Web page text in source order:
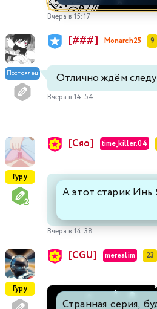
Вчера в 15:17
Постоялец
[###] Monarch25 9
Отлично ждём
Вчера в 14:54
Гуру
[Сяо] time_killer.04
А этот старик Инь
Вчера в 14:38
Гуру
[CGU] merealim 23
Странная серия,